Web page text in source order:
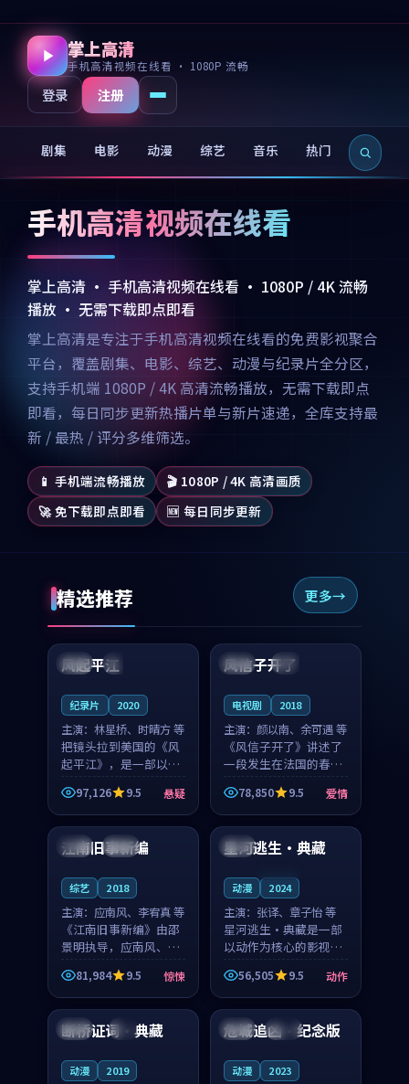
掌上高清
手机高清视频在线看 · 1080P 流畅
登录 注册
剧集 电影 动漫 综艺 音乐 热门 新片
手机高清视频在线看
掌上高清 · 手机高清视频在线看 · 1080P / 4K 流畅
播放 · 无需下载即点即看
掌上高清是专注于手机高清视频在线看的免费影视聚合
平台，覆盖剧集、电影、综艺、动漫与纪录片全分区，
支持手机端 1080P / 4K 高清流畅播放，无需下载即点
即看，每日同步更新热播片单与新片速递，全库支持最
新 / 最热 / 评分多维筛选。
📱 手机端流畅播放
🎬 1080P / 4K 高清画质
🚀 免下载即点即看
🆕 每日同步更新
精选推荐 更多
美国 完结
99:07
风起平江
纪录片 2020
主演： 林星桥、时晴方 等
把镜头拉到美国的《风
起平江》，是一部以时
光记忆为底色的悬疑作
品。林星桥和时晴方贡
献了2020年颇受关注的
合作演出，影片在情感
层次与现实质感之间
97,126 9.5 悬疑
法国 4K
99:21
风信子开了
电视剧 2018
主演： 颜以南、余可遇 等
《风信子开了》讲述了
一段发生在法国的春日
漫步故事。颜以南饰演
的主角与余可遇的角色
因一场意外卷入更深的
纠葛，爱情元素贯穿始
终，节奏稳健而富有张
78,850 9.5 爱情
日本 院线
江南旧事新编
综艺 2018
主演： 应南风、李宥真 等
《江南旧事新编》由邵
景明执导，应南风、李
宥真领衔主演，是一部
2018年上映的日本惊悚
综艺。影片以邻里温情
遇到告别都浸着真实
81,984 9.5 惊悚
泰国
星河逃生·典藏
动漫 2024
主演： 张译、章子怡 等
星河逃生·典藏是一部
以动作为核心的影视作
品，围绕危机、反转与
人物成长展开，整体节
奏紧凑，值得推荐观
看。
56,505 9.5 动作
法国 4K
断桥证词·典藏
动漫 2019
法国 独播
危城追凶·纪念版
动漫 2023